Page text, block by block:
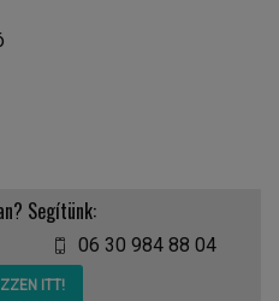
Segítünk:
06 30 984 88 04
ITT!